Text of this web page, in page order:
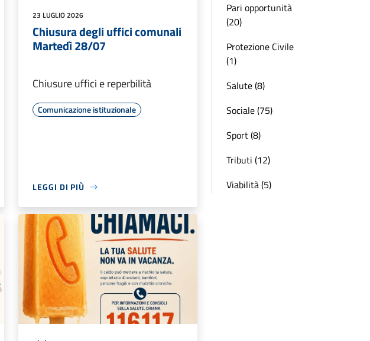
23 LUGLIO 2026
Chiusura degli uffici comunali
Martedì 28/07
Chiusure uffici e reperbilità
Comunicazione istituzionale
LEGGI DI PIÙ
Pari opportunità
(20)
Protezione Civile
(1)
Salute (8)
Sociale (75)
Sport (8)
Tributi (12)
Viabilità (5)